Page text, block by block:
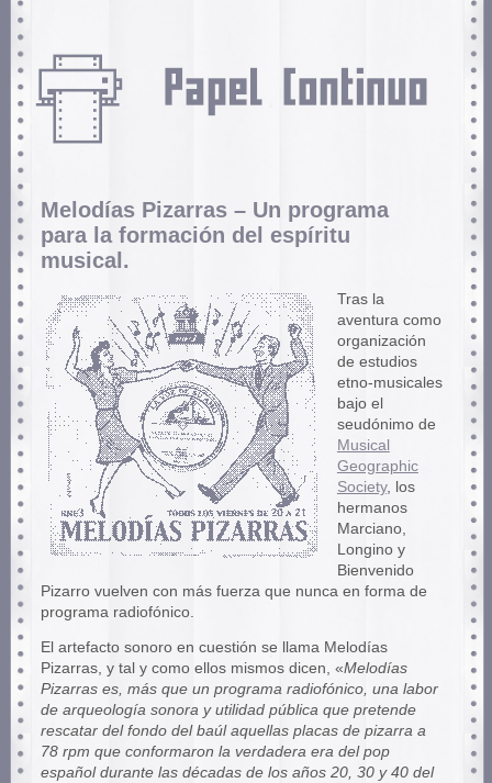
Melodías Pizarras – Un programa
para la formación del espíritu
musical.
Tras la
aventura como
organización
de estudios
etno-musicales
bajo el
seudónimo de
Musical
Geographic
Society, los
hermanos
Marciano,
Longino y
Bienvenido
Pizarro vuelven con más fuerza que nunca en forma de
programa radiofónico.
El artefacto sonoro en cuestión se llama Melodías
Pizarras, y tal y como ellos mismos dicen, «Melodías
Pizarras es, más que un programa radiofónico, una labor
de arqueología sonora y utilidad pública que pretende
rescatar del fondo del baúl aquellas placas de pizarra a
78 rpm que conformaron la verdadera era del pop
español durante las décadas de los años 20, 30 y 40 del